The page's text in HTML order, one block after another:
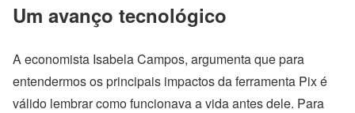
Um avanço tecnológico
A economista Isabela Campos, argumenta que para
entendermos os principais impactos da ferramenta Pix é
válido lembrar como funcionava a vida antes dele. Para